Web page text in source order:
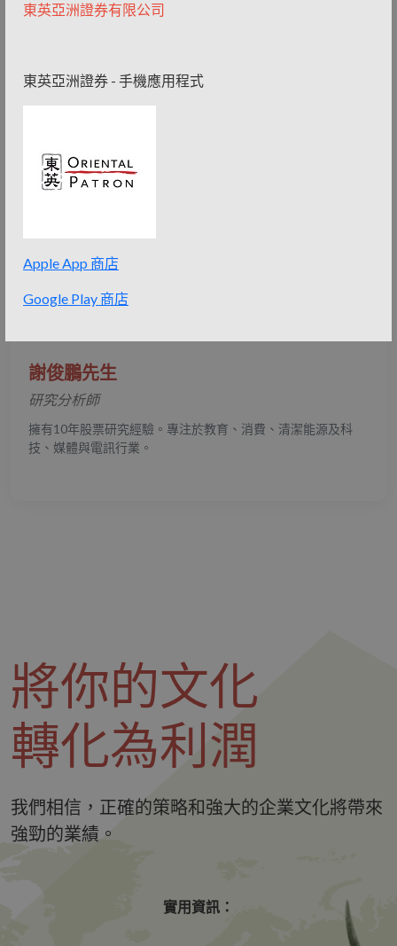
東英亞洲證券有限公司
東英亞洲證券 - 手機應用程式
Apple App 商店
Google Play 商店
謝俊鵬先生
研究分析師
擁有10年股票研究經驗。專注於教育、消費、清潔能源及科
技、媒體與電訊行業。
將你的文化
轉化為利潤
我們相信，正確的策略和強大的企業文化將帶來
強勁的業績。
實用資訊：